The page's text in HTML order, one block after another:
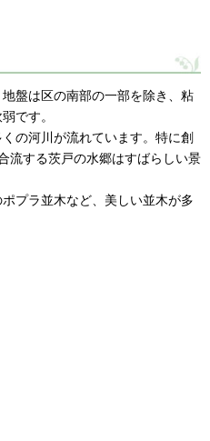
盤は区の南部の一部を除き、粘
です。
の河川が流れています。特に創
流する茨戸の水郷はすばらしい景
プラ並木など、美しい並木が多